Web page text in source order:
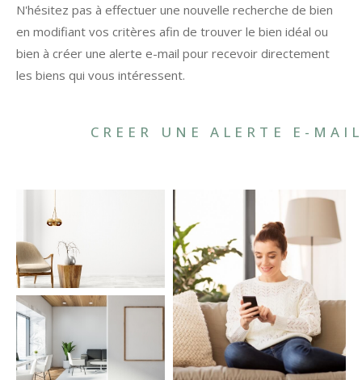
N'hésitez pas à effectuer une nouvelle recherche de bien
en modifiant vos critères afin de trouver le bien idéal ou
bien à créer une alerte e-mail pour recevoir directement
les biens qui vous intéressent.
CREER UNE ALERTE E-